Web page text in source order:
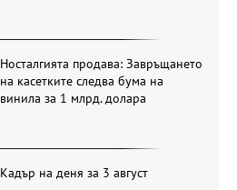
Носталгията продава: Завръщането
на касетките следва бума на
винила за 1 млрд. долара
Кадър на деня за 3 август